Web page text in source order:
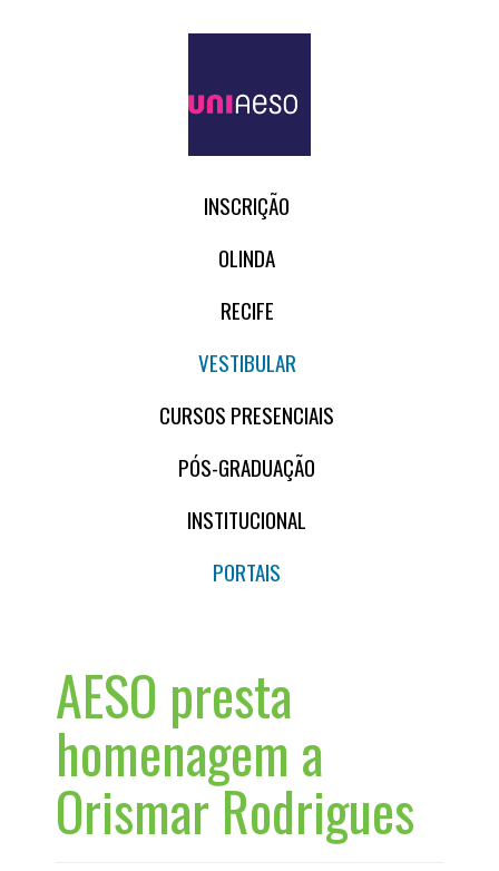
INSCRIÇÃO
OLINDA
RECIFE
VESTIBULAR
CURSOS PRESENCIAIS
PÓS-GRADUAÇÃO
INSTITUCIONAL
PORTAIS
AESO presta
homenagem a
Orismar Rodrigues